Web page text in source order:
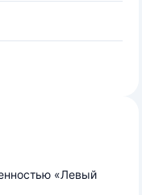
«Левый